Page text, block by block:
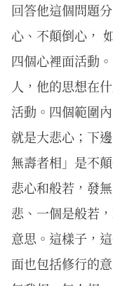
回答他這個問題
心、不顛倒心，
四個心裡面活動
人，他的思想在
活動。四個範圍
就是大悲心；下
無壽者相」是不
悲心和般若，發
悲、一個是般若
意思。這樣子，
面也包括修行的